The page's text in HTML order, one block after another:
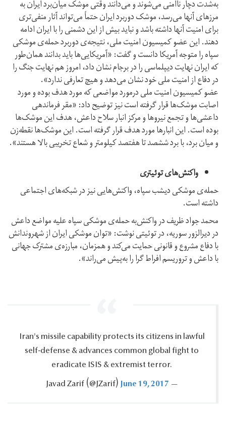
به‌شدت دچار ناامنی می‌شوند و می‌دانند وقتی موشک میان‌برد ایران به
مرزهای آنها می‌رسد، موشک دوربرد ایران حتماً می‌تواند آثار منفی‌تری
برای امنیت آنها داشته باشد و نباید بیش از این دشمنی را با ایران ادامه
دهند. این عضو کمیسیون امنیت ملی، نتیجه‌ی دوربرد حمله‌ی موشکی
سپاه را متوجه آمریکا دانست و گفت: «آمریکایی‌ها باید بدانند همان‌طور
که ایران نهایت دیپلماسی را در برجام نشان داد، امروز هم نهایت جنگ را
در دفاع از امنیت ملی خود نشان می‌دهد و هیچ تعارفی ندارد».
عضو کمیسیون امنیت ملی درمورد مواضعی که مورد هدف بوده و مورد
اصابت موشک‌ها قرار گرفته است نیز توضیح داد: «مقر فرماندهی
داعشی‌ها و تجمع نیروها و مرکز انبار سلاح داعش، هدف این موشک‌ها
بوده است. این انبارها مورد هدف قرار گرفته است. این موشک‌ها نقطه‌زن
و میان برد، با برد ششصد تا هفتصد کیلومتر و شعاع تخریبی بالا هستند».
واکنش‌‌های توئیتری
حمله‌ی موشکی دیشب سپاه، واکنش‌هایی نیز در شبکه‌های اجتماعی
داشته است.
محمد جواد ظریف در واکنش‌به حمله‌ی موشکی سپاه علیه مواضع داعش
در دیرالزور سوریه، در توئیتی نوشت: «توان موشکی ایران از شهروندانش
با دفاع مشروع و قانونی حمایت می‌کند و همزمان، مبارزه‌ی مشترک جهانی
با داعش و تروریسم افراط گرا را به‌پیش می‌راند».
Iran's missile capability protects its citizens in lawful
self-defense & advances common global fight to
eradicate ISIS & extremist terror.‎
— Javad Zarif ‪(@JZarif)‬
June 19, 2017